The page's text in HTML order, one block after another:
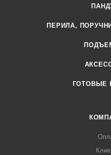
ПЕРИЛА,
ГОТОВЫЕ